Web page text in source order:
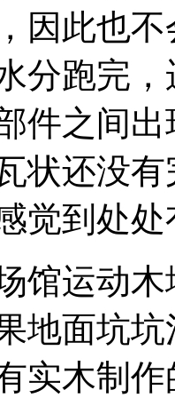
因此也
分跑完
件之间
状还没
觉到处
运动木
地面坑
实木制